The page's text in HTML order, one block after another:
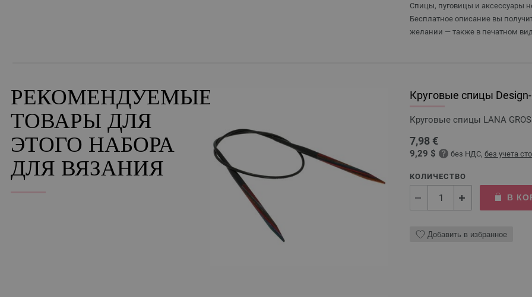
Спицы, пуговицы и аксессуары
Бесплатное описание вы
желании — также в печатном
РЕКОМЕНДУЕМЫЕ
ТОВАРЫ ДЛЯ
ЭТОГО НАБОРА
ДЛЯ ВЯЗАНИЯ
Круговые спицы
Круговые спицы LANA
7,98 €
9,29 $ без НДС, без учета
КОЛИЧЕСТВО
В
Добавить в избранное